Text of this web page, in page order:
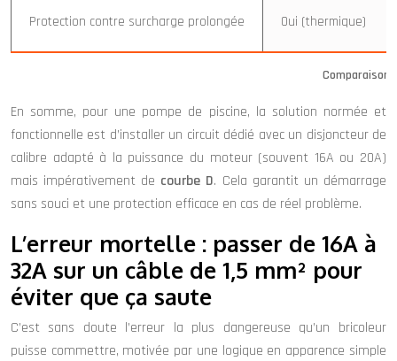
Comparaison
Protection contre surcharge prolongée Oui (thermique)
En somme, pour une pompe de piscine, la solution normée et
fonctionnelle est d’installer un circuit dédié avec un disjoncteur de
calibre adapté à la puissance du moteur (souvent 16A ou 20A)
mais impérativement de courbe D. Cela garantit un démarrage
sans souci et une protection efficace en cas de réel problème.
L’erreur mortelle : passer de 16A à
32A sur un câble de 1,5 mm² pour
éviter que ça saute
C’est sans doute l’erreur la plus dangereuse qu’un bricoleur
puisse commettre, motivée par une logique en apparence simple